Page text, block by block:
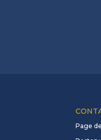
Page